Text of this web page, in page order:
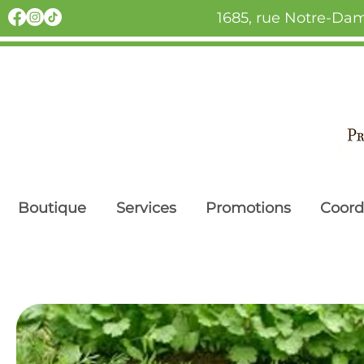
1685, rue Notre-
Boutique Services Promotions